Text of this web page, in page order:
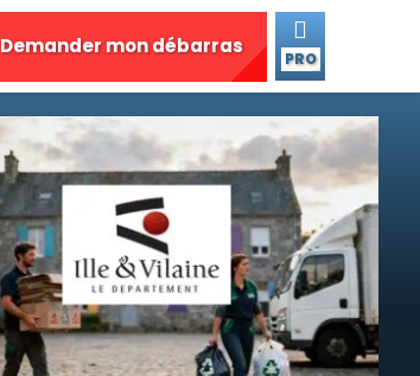
Demander mon débarras
PRO